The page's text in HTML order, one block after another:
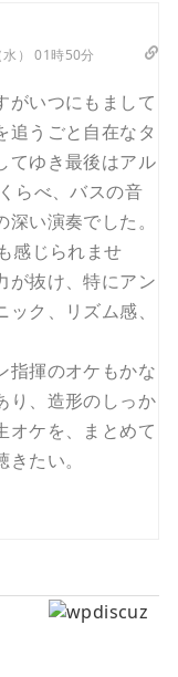
） 01時50分
がいつにもまして
追うごと自在なタ
てゆき最後はアル
らべ、バスの音
い演奏でした。
感じられませ
が抜け、特にアン
ク、リズム感、
指揮のオケもかな
り、造形のしっか
オケを、まとめて
たい。